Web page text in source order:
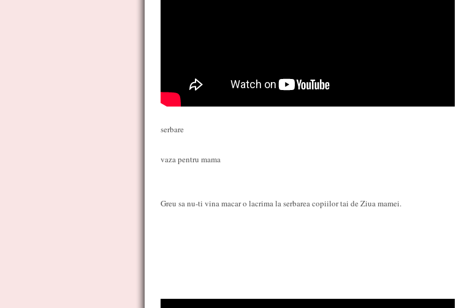
serbare
vaza pentru mama
Greu sa nu-ti vina macar o lacrima la serbarea copiilor tai de Ziua mamei.